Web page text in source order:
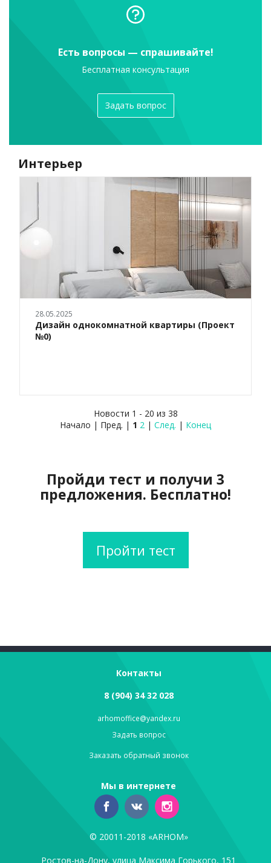
Есть вопросы — спрашивайте!
Бесплатная консультация
Задать вопрос
Интерьер
28.05.2025
Дизайн однокомнатной квартиры (Проект
№0)
Новости 1 - 20 из 38
Начало | Пред. | 1 2 | След. | Конец
Пройди тест и получи 3
предложения. Бесплатно!
Пройти тест
Контакты
8 (904) 34 32 028
arhomoffice@yandex.ru
Задать вопрос
Заказать обратный звонок
Мы в интернете
© 20011-2018 «ARHOM»
Ростов-на-Дону, улица Максима Горького, 151